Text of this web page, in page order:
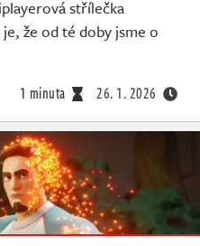
střílečka
že od té doby jsme o
1 minuta 26. 1. 2026